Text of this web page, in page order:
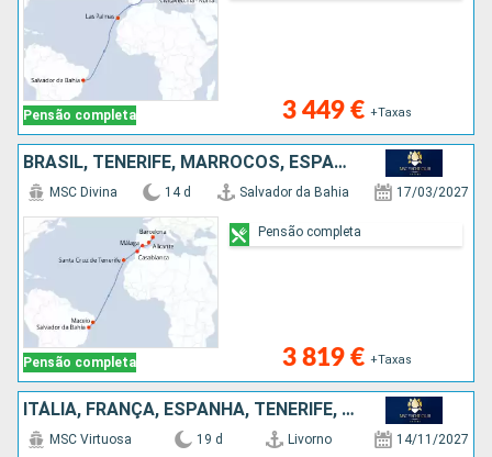
Pensão completa 3 449 € +Taxas
BRASIL, TENERIFE, MARROCOS, ESPANHA
Pensão completa
MSC Divina 14 d Salvador da Bahia 17/03/2027
3 819 € +Taxas
Pensão completa
ITÁLIA, FRANÇA, ESPANHA, TENERIFE, BRASIL
MSC Virtuosa 19 d Livorno 14/11/2027